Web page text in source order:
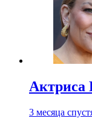
Актриса
3 месяца